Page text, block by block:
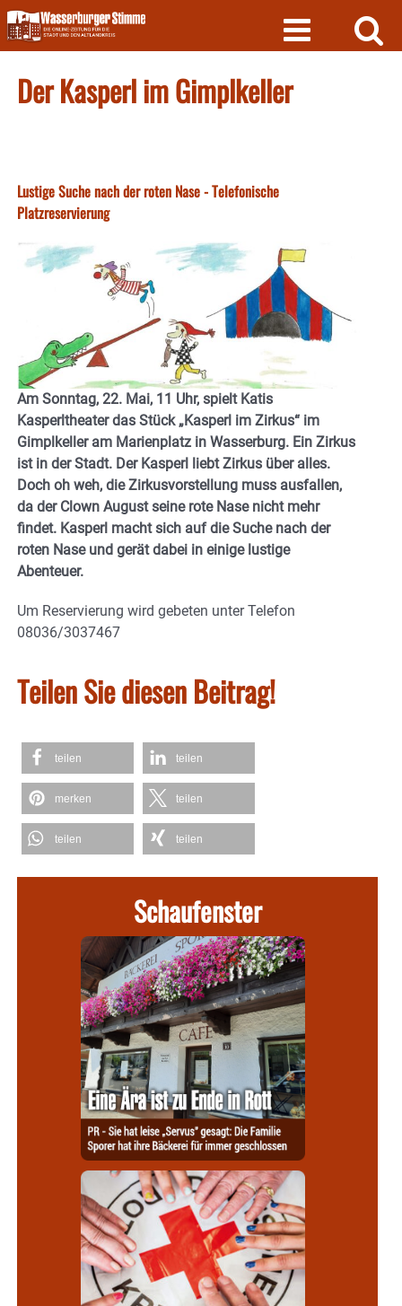
Skip
to
content
Der Kasperl im Gimplkeller
Lustige Suche nach der roten Nase - Telefonische
Platzreservierung
Am Sonntag, 22. Mai, 11 Uhr, spielt Katis
Kasperltheater das Stück „Kasperl im Zirkus“ im
Gimplkeller am Marienplatz in Wasserburg. Ein Zirkus
ist in der Stadt. Der Kasperl liebt Zirkus über alles.
Doch oh weh, die Zirkusvorstellung muss ausfallen,
da der Clown August seine rote Nase nicht mehr
findet. Kasperl macht sich auf die Suche nach der
roten Nase und gerät dabei in einige lustige
Abenteuer.
Um Reservierung wird gebeten unter Telefon
08036/3037467
Teilen Sie diesen Beitrag!
teilen teilen
merken teilen
teilen teilen
Schaufenster